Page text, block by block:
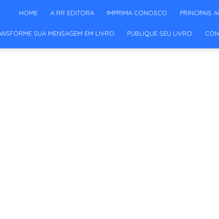
HOME A RR EDITORA IMPRIMA CONOSCO PRINCIPAIS
SUA MENSAGEM EM LIVRO PUBLIQUE SEU LIVRO